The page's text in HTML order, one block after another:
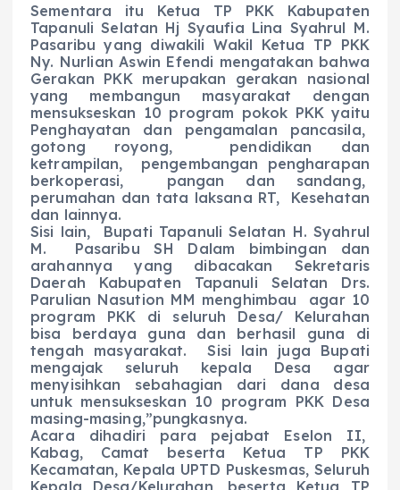
Sementara itu Ketua TP PKK Kabupaten
Tapanuli Selatan Hj Syaufia Lina Syahrul M.
Pasaribu yang diwakili Wakil Ketua TP PKK
Ny. Nurlian Aswin Efendi mengatakan bahwa
Gerakan PKK merupakan gerakan nasional
yang membangun masyarakat dengan
mensukseskan 10 program pokok PKK yaitu
Penghayatan dan pengamalan pancasila,
gotong royong, pendidikan dan
ketrampilan, pengembangan pengharapan
berkoperasi, pangan dan sandang,
perumahan dan tata laksana RT, Kesehatan
dan lainnya.
Sisi lain, Bupati Tapanuli Selatan H. Syahrul
M. Pasaribu SH Dalam bimbingan dan
arahannya yang dibacakan Sekretaris
Daerah Kabupaten Tapanuli Selatan Drs.
Parulian Nasution MM menghimbau agar 10
program PKK di seluruh Desa/ Kelurahan
bisa berdaya guna dan berhasil guna di
tengah masyarakat. Sisi lain juga Bupati
mengajak seluruh kepala Desa agar
menyisihkan sebahagian dari dana desa
untuk mensukseskan 10 program PKK Desa
masing-masing,”pungkasnya.
Acara dihadiri para pejabat Eselon II,
Kabag, Camat beserta Ketua TP PKK
Kecamatan, Kepala UPTD Puskesmas, Seluruh
Kepala Desa/Kelurahan, beserta Ketua TP